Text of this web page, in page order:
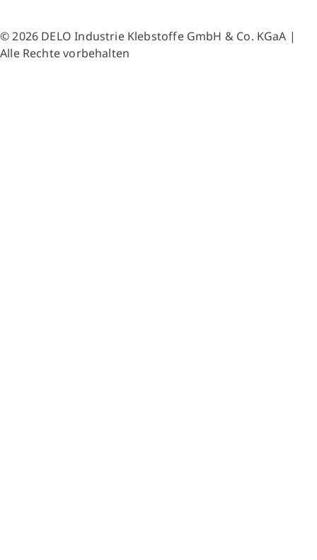
© 2026 DELO Industrie Klebstoffe GmbH & Co. KGaA |
Alle Rechte vorbehalten